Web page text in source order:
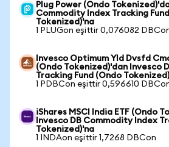
Plug Power (Ondo
Commodity Index Tracking
Tokenized)'na
1 PLUGon eşittir 0,076082
Invesco Optimum Yld Dvsfd
(Ondo Tokenized)'dan Invesco
Tracking Fund (Ondo
1 PDBCon eşittir 0,596610
iShares MSCI India ETF (Ondo
Invesco DB Commodity Index
Tokenized)'na
1 INDAon eşittir 1,7268 DBCon